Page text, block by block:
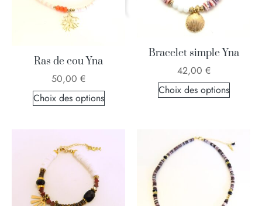
Ras de cou Yna
50,00 €
Choix des options
Bracelet simple Yna
42,00 €
Choix des options